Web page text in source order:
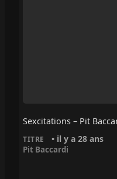
Sexcitations – Pit
TITRE • il y a 28 ans
Pit Baccardi